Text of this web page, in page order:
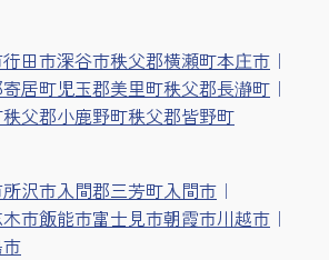
行田市深谷市秩父郡横瀬町本庄市
居町児玉郡美里町秩父郡長瀞町
秩父郡小鹿野町秩父郡皆野町
所沢市入間郡三芳町入間市
市飯能市富士見市朝霞市川越市